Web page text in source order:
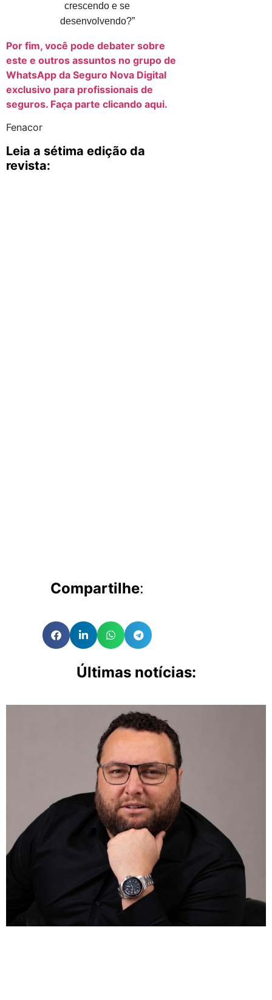
crescendo e se
desenvolvendo?”
Por fim, você pode debater sobre
este e outros assuntos no grupo de
WhatsApp da Seguro Nova Digital
exclusivo para profissionais de
seguros. Faça parte clicando aqui.
Fenacor
Leia a sétima edição da
revista:
Compartilhe:
Últimas notícias: